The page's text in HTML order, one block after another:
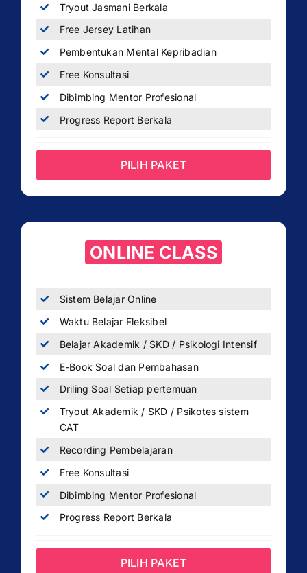
Tryout Jasmani Berkala
Free Jersey Latihan
Pembentukan Mental Kepribadian
Free Konsultasi
Dibimbing Mentor Profesional
Progress Report Berkala
PILIH PAKET
ONLINE CLASS
Sistem Belajar Online
Waktu Belajar Fleksibel
Belajar Akademik / SKD / Psikologi Intensif
E-Book Soal dan Pembahasan
Driling Soal Setiap pertemuan
Tryout Akademik / SKD / Psikotes sistem
CAT
Recording Pembelajaran
Free Konsultasi
Dibimbing Mentor Profesional
Progress Report Berkala
PILIH PAKET